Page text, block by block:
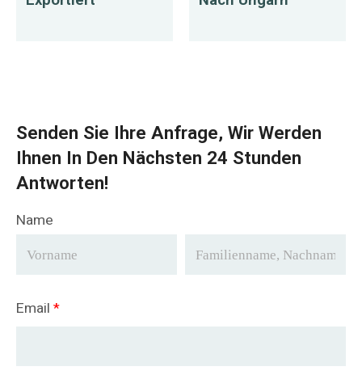
Senden Sie Ihre Anfrage, Wir Werden
Ihnen In Den Nächsten 24 Stunden
Antworten!
Name
Email *